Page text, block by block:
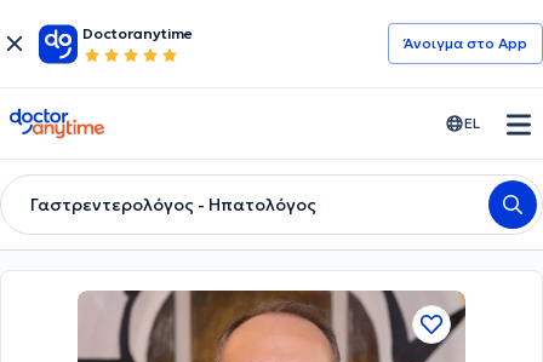
Doctoranytime
Άνοιγμα στο App
doctoranytime EL
Γαστρεντερολόγος - Ηπατολόγος